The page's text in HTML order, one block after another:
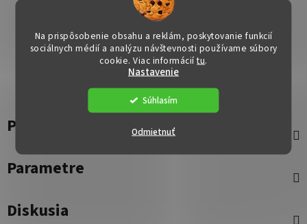
Na prispôsobenie obsahu a reklám, poskytovanie funkcií
sociálnych médií a analýzu návštevnosti používame súbory
cookie. Viac informáciítu.
Nastavenie
Odmietnuť
Súhlasím
Popis
Parametre
Diskusia